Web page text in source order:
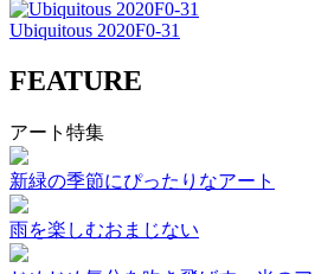
Ubiquitous 2020F0-31
FEATURE
アート特集
新緑の季節にぴったりなアート
雨を楽しむおまじない